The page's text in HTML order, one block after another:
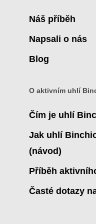
Náš příběh
Napsali o nás
Blog
O aktivním uhlí
Čím je uhlí
Jak uhlí
(návod)
Příběh
Časté dotazy